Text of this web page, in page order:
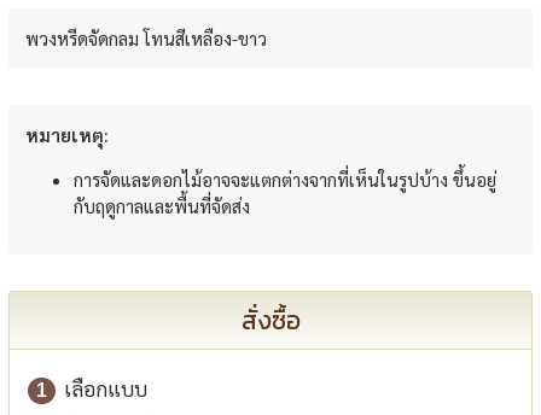
พวงหรีดจัดกลม โทนสีเหลือง-ขาว
หมายเหตุ:
การจัดและดอกไม้อาจจะแตกต่างจากที่เห็นในรูปบ้าง ขึ้นอยู่
กับฤดูกาลและพื้นที่จัดส่ง
สั่งซื้อ
1 เลือกแบบ